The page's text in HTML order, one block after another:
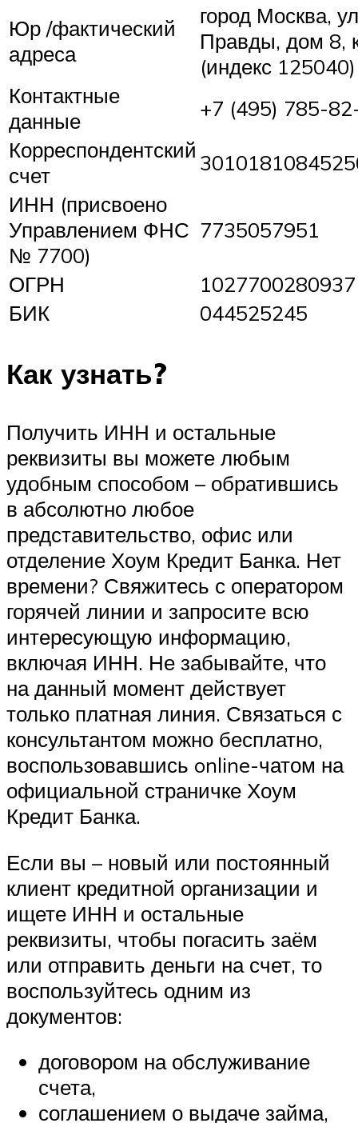
Юр /фактический
адреса
город Москва,
Правды, дом 8,
(индекс 125040)
Контактные
данные
+7 (495) 785-
Корреспондентский
счет
ИНН (присвоено
Управлением ФНС
№ 7700)
7735057951
ОГРН
1027700280937
БИК
044525245
Как узнать?
Получить ИНН и остальные
реквизиты вы можете любым
удобным способом – обратившись
в абсолютно любое
представительство, офис или
отделение Хоум Кредит Банка. Нет
времени? Свяжитесь с оператором
горячей линии и запросите всю
интересующую информацию,
включая ИНН. Не забывайте, что
на данный момент действует
только платная линия. Связаться с
консультантом можно бесплатно,
воспользовавшись online-чатом на
официальной страничке Хоум
Кредит Банка.
Если вы – новый или постоянный
клиент кредитной организации и
ищете ИНН и остальные
реквизиты, чтобы погасить заём
или отправить деньги на счет, то
воспользуйтесь одним из
документов:
договором на обслуживание
счета,
соглашением о выдаче займа,